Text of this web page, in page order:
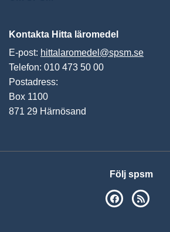
Kontakta Hitta läromedel
E-post: hittalaromedel@spsm.se
Telefon: 010 473 50 00
Postadress:
Box 1100
871 29 Härnösand
Följ spsm
SPSM på